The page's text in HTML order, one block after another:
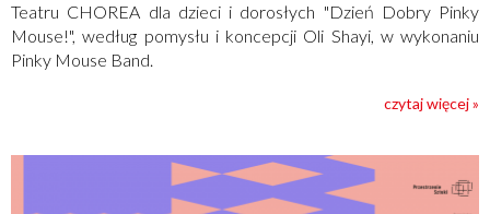
Teatru CHOREA dla dzieci i dorosłych "Dzień Dobry Pinky
Mouse!", według pomysłu i koncepcji Oli Shayi, w wykonaniu
Pinky Mouse Band.
czytaj więcej »